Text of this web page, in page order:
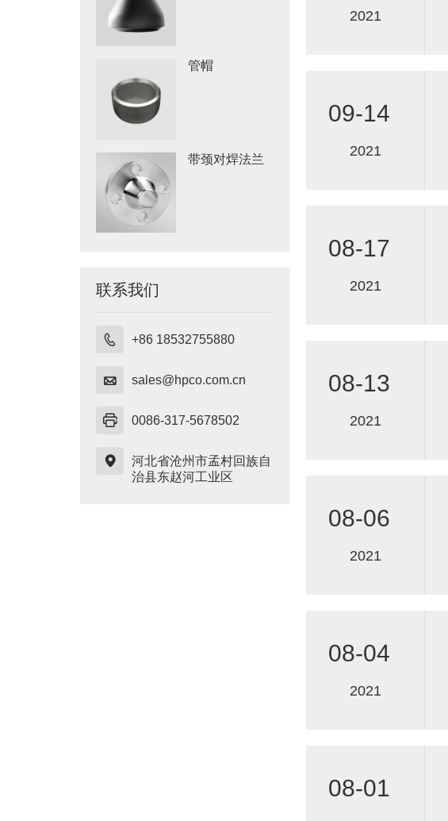
管帽
带颈对焊法兰
联系我们
 +86 18532755880
 sales@hpco.com.cn
 0086-317-5678502

河北省沧州市孟村回族自
治县东赵河工业区
2021
09-14
2021
08-17
2021
08-13
2021
08-06
2021
08-04
2021
08-01